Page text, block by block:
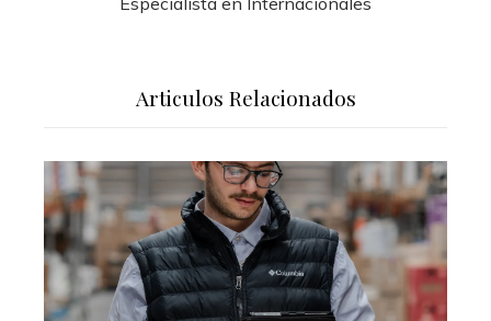
Articulos Relacionados